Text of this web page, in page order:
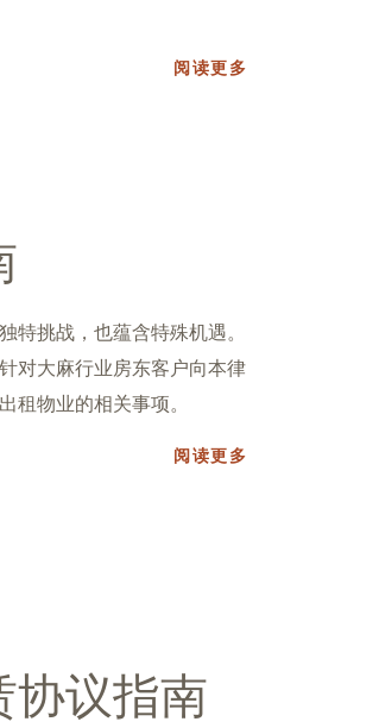
阅读更多
挑战，也蕴含特殊机遇。
对大麻行业房东客户向本律
租物业的相关事项。
阅读更多
协议指南